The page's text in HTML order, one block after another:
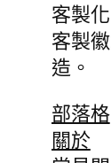
客製
客製
造。
部落格
關於